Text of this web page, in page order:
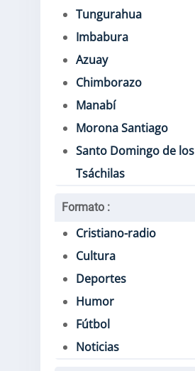
Tungurahua
Imbabura
Azuay
Chimborazo
Manabí
Morona Santiago
Santo Domingo de los
Tsáchilas
Formato :
Cristiano-radio
Cultura
Deportes
Humor
Fútbol
Noticias